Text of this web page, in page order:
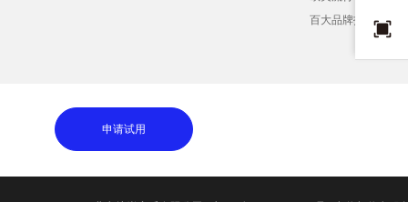
百大品牌招募
申请试用